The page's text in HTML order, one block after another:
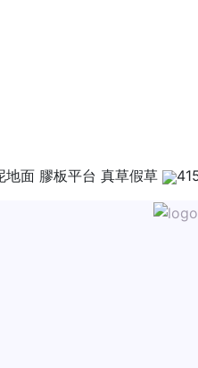
地面 膠板平台 真草假草